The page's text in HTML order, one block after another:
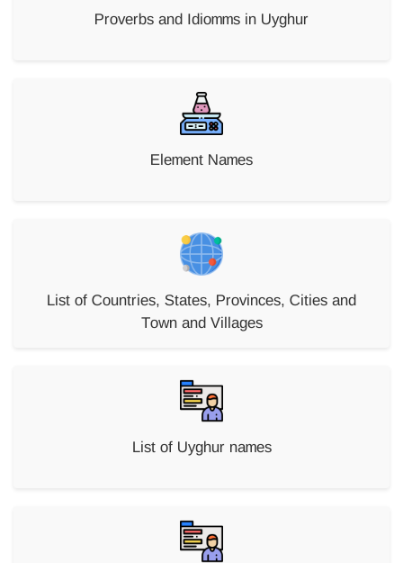
Proverbs and Idiomms in Uyghur
Element Names
List of Countries, States, Provinces, Cities and
Town and Villages
List of Uyghur names